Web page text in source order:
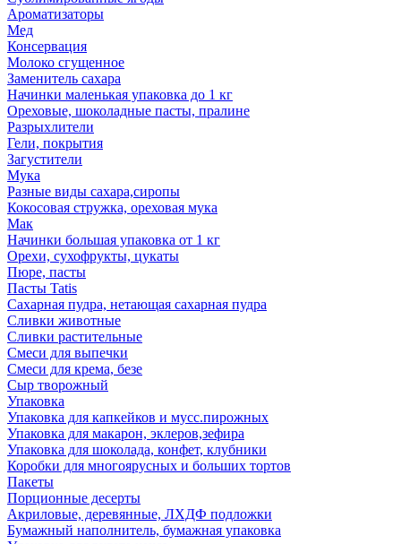
Ароматизаторы
Мед
Консервация
Молоко сгущенное
Заменитель сахара
Начинки маленькая упаковка до 1 кг
Ореховые, шоколадные пасты, пралине
Разрыхлители
Гели, покрытия
Загустители
Мука
Разные виды сахара,сиропы
Кокосовая стружка, ореховая мука
Мак
Начинки большая упаковка от 1 кг
Орехи, сухофрукты, цукаты
Пюре, пасты
Пасты Tatis
Сахарная пудра, нетающая сахарная пудра
Сливки животные
Сливки растительные
Смеси для выпечки
Смеси для крема, безе
Сыр творожный
Упаковка
Упаковка для капкейков и мусс.пирожных
Упаковка для макарон, эклеров,зефира
Упаковка для шоколада, конфет, клубники
Коробки для многоярусных и больших тортов
Пакеты
Порционные десерты
Акриловые, деревянные, ЛХДФ подложки
Бумажный наполнитель, бумажная упаковка